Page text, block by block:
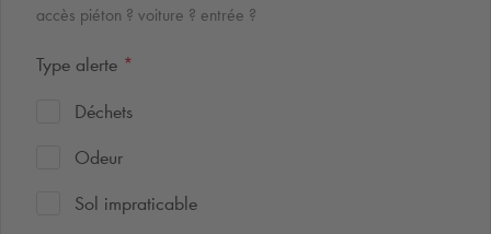
accès piéton ? voiture ? entrée ?
Type alerte *
Déchets
Odeur
Sol impraticable